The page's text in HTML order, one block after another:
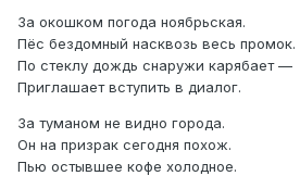
За окошком погода ноябрьская.
Пёс бездомный насквозь весь промок.
По стеклу дождь снаружи карябает —
Приглашает вступить в диалог.
За туманом не видно города.
Он на призрак сегодня похож.
Пью остывшее кофе холодное.